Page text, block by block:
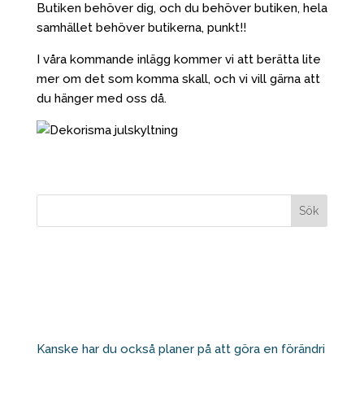
Butiken behöver dig, och du behöver butiken, hela
samhället behöver butikerna, punkt!!
I våra kommande inlägg kommer vi att berätta lite
mer om det som komma skall, och vi vill gärna att
du hänger med oss då.
Kanske har du också planer på att göra en förändri